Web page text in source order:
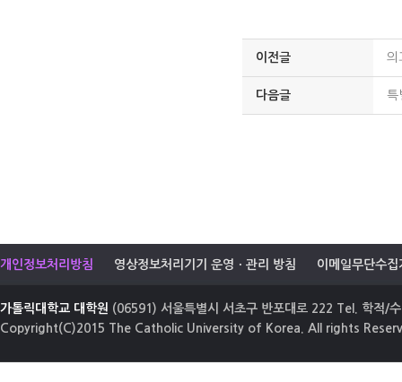
이전글 의
다음글 특
개인정보처리방침 영상정보처리기기 운영ㆍ관리 방침 이메일무단수집
가톨릭대학교 대학원 (06591) 서울특별시 서초구 반포대로 222 Tel. 학적/
Copyright(C)2015 The Catholic University of Korea. All rights